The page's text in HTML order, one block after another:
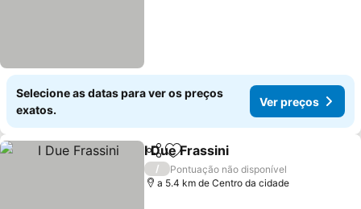
Selecione as datas para ver os preços
exatos.
Ver preços
PartilharAdicionar aos favoritos
I Due Frassini
/
Pontuação não disponível
a 5.4 km de Centro da cidade